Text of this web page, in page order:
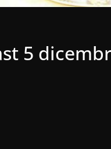
5